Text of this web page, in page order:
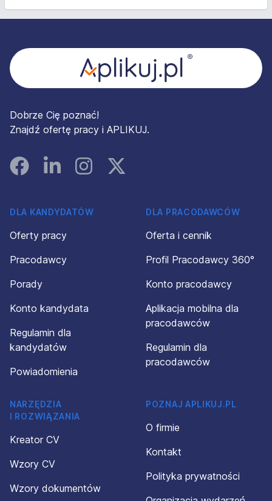
Dobrze Cię poznać!
Znajdź ofertę pracy i APLIKUJ.
FacebookLinked InInstagramInstagram
DLA KANDYDATÓW
Oferty pracy
Pracodawcy
Porady
Konto kandydata
Regulamin dla
kandydatów
Powiadomienia
DLA PRACODAWCÓW
Oferta i cennik
Profil Pracodawcy 360°
Konto pracodawcy
Aplikacja mobilna dla
pracodawców
Regulamin dla
pracodawców
NARZĘDZIA
I ROZWIĄZANIA
Kreator CV
Wzory CV
Wzory dokumentów
POZNAJ APLIKUJ.PL
O firmie
Kontakt
Polityka prywatności